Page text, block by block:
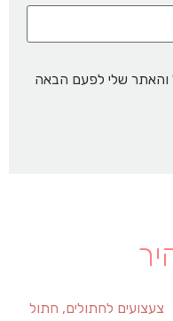
והאתר שלי לפעם הבאה